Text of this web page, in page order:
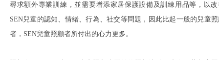
尋求額外專業訓練，並需要增添家居保護設備及訓練用品等，以改
SEN兒童的認知、情緒、行為、社交等問題，因此比起一般的兒童
者，SEN兒童照顧者所付出的心力更多。